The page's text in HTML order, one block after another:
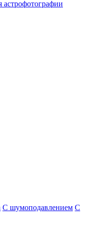
астрофотографии
С шумоподавлением С